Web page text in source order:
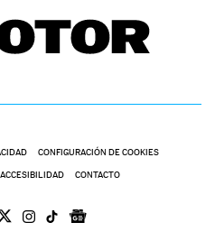
CONFIGURACIÓN DE COOKIES
ACCESIBILIDAD CONTACTO